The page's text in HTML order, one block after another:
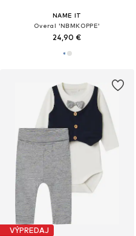
NAME IT
Overal 'NBMKOPPE'
24,90 €
VÝPREDAJ